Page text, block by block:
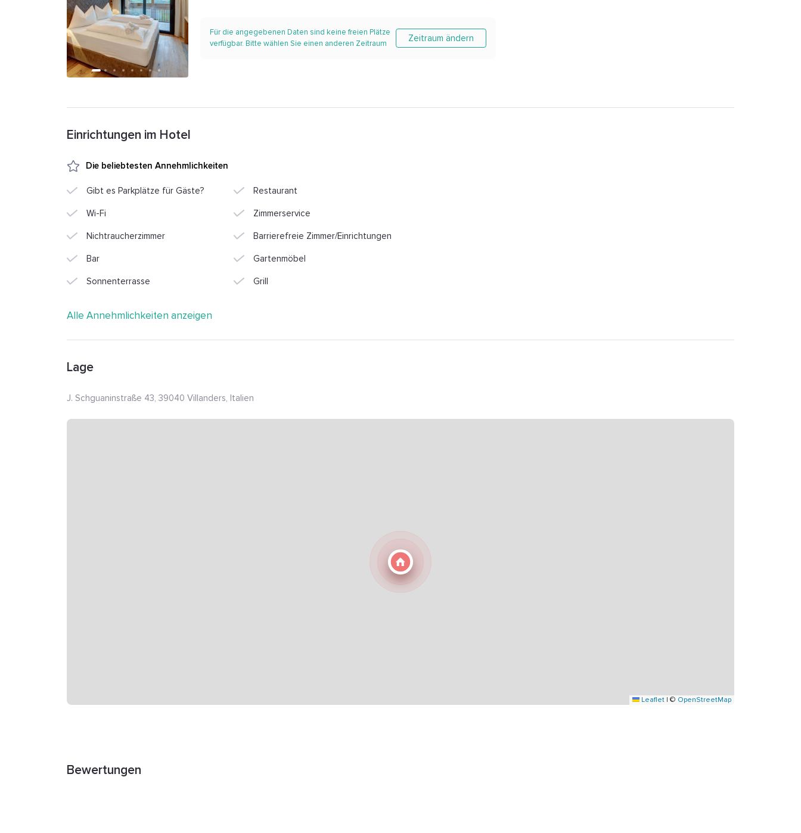
Für die angegebenen Daten sind keine freien Plätze
verfügbar. Bitte wählen Sie einen anderen Zeitraum
Zeitraum ändern
Einrichtungen im Hotel
Die beliebtesten Annehmlichkeiten
Gibt es Parkplätze für Gäste? Restaurant
Wi-Fi Zimmerservice
Nichtraucherzimmer Barrierefreie Zimmer/Einrichtungen
Bar Gartenmöbel
Sonnenterrasse Grill
Alle Annehmlichkeiten anzeigen
Lage
J. Schguaninstraße 43, 39040 Villanders, Italien
Leaflet | © OpenStreetMap
Bewertungen